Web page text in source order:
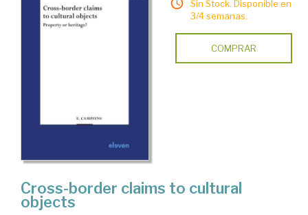
Sin Stock. Disponible en
3/4 semanas.
COMPRAR
Cross-border claims to cultural
objects